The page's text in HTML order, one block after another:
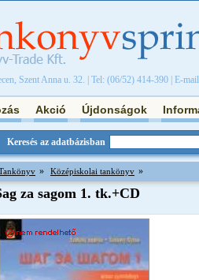
Szent Anna u. 32. | Tel: (06/52) 414-390 | E-
Akció Újdonságok
Keresés az adatbázisban
» Középiskolai tankönyv »
za sagom 1. tk.+CD